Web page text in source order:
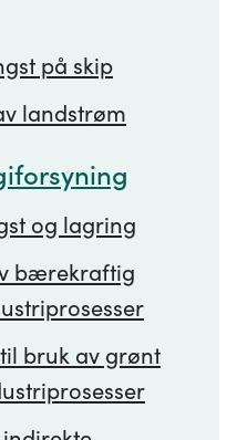
på skip
landstrøm
og lagring
bærekraftig
bruk av grønt